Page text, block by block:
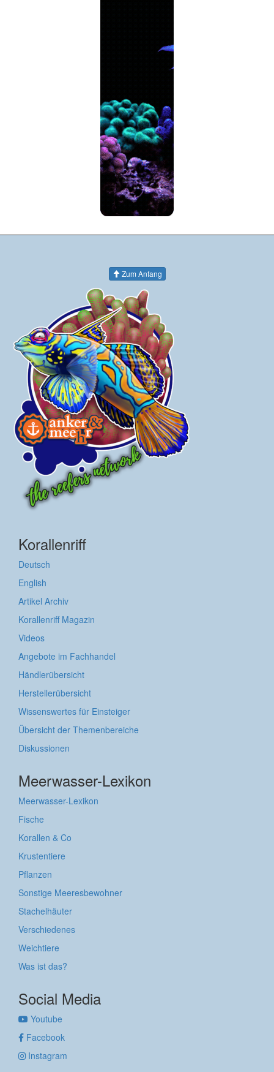
Zum Anfang
Korallenriff
Deutsch
English
Artikel Archiv
Korallenriff Magazin
Videos
Angebote im Fachhandel
Händlerübersicht
Herstellerübersicht
Wissenswertes für Einsteiger
Übersicht der Themenbereiche
Diskussionen
Meerwasser-Lexikon
Meerwasser-Lexikon
Fische
Korallen & Co
Krustentiere
Pflanzen
Sonstige Meeresbewohner
Stachelhäuter
Verschiedenes
Weichtiere
Was ist das?
Social Media
Youtube
Facebook
Instagram